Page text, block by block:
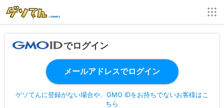
でログイン
ゲソてんに登録がない場合や、GMO IDをお持ちでないお客様はこ
ちら